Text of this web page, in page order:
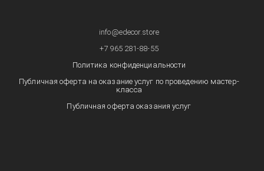
info@edecor.store
+7 965 281-88-55
Политика конфиденциальности
Публичная оферта на оказание услуг по проведению мастер-
класса
Публичная оферта оказания услуг